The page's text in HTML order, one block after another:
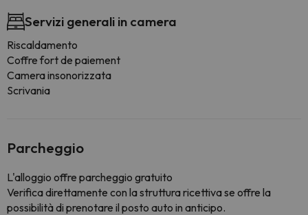
Servizi generali in camera
Riscaldamento
Coffre fort de paiement
Camera insonorizzata
Scrivania
Parcheggio
L'alloggio offre parcheggio gratuito
Verifica direttamente con la struttura ricettiva se offre la
possibilità di prenotare il posto auto in anticipo.